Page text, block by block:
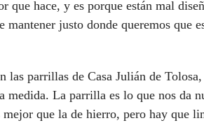
que hace, y es porque están mal
mantener justo donde queremos que
las parrillas de Casa Julián de
medida. La parrilla es lo que nos da
mejor que la de hierro, pero hay que